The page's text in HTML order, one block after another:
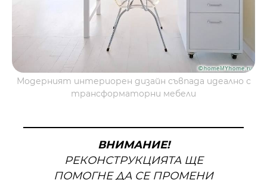
Модерният интериорен дизайн съвпада идеално с
трансформаторни мебели
ВНИМАНИЕ!
РЕКОНСТРУКЦИЯТА ЩЕ
ПОМОГНЕ ДА СЕ ПРОМЕНИ